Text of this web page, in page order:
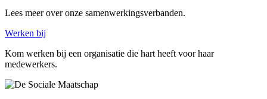
Lees meer over onze samenwerkingsverbanden.
Werken bij
Kom werken bij een organisatie die hart heeft voor haar
medewerkers.